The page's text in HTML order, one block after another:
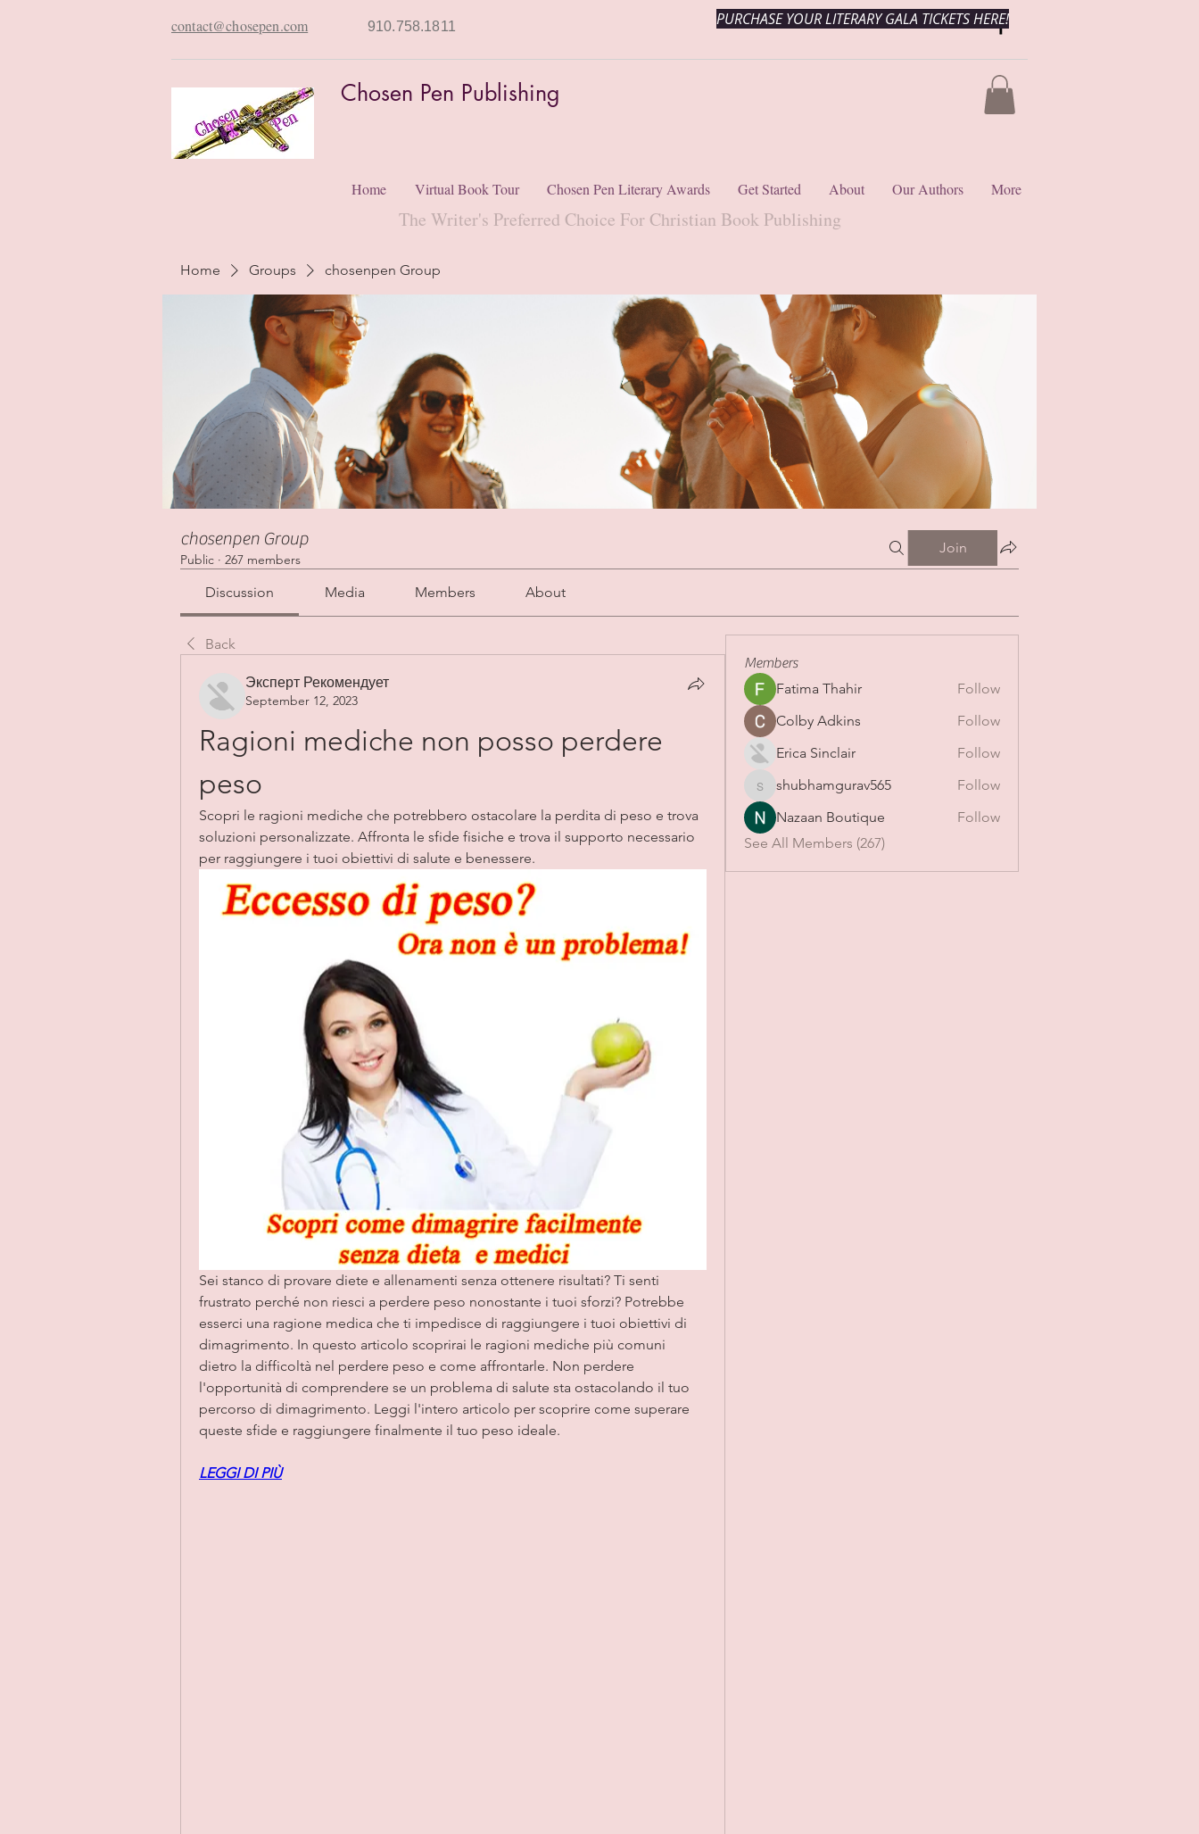
Chosen Pen Publishing
contact@chosepen.com 910.758.1811 PURCHASE YOUR LITERARY GALA TICKETS HERE!
Home Virtual Book Tour Chosen Pen Literary Awards Get Started About Our Authors More
The Writer's Preferred Choice For Christian Book Publishing
Home Groups chosenpen Group
chosenpen Group
Public · 267 members
Join
Discussion Media Members About
Back
Эксперт Рекомендует
September 12, 2023
Ragioni mediche non posso perdere
peso
Scopri le ragioni mediche che potrebbero ostacolare la perdita di peso e trova
soluzioni personalizzate. Affronta le sfide fisiche e trova il supporto necessario
per raggiungere i tuoi obiettivi di salute e benessere.
Sei stanco di provare diete e allenamenti senza ottenere risultati? Ti senti
frustrato perché non riesci a perdere peso nonostante i tuoi sforzi? Potrebbe
esserci una ragione medica che ti impedisce di raggiungere i tuoi obiettivi di
dimagrimento. In questo articolo scoprirai le ragioni mediche più comuni
dietro la difficoltà nel perdere peso e come affrontarle. Non perdere
l'opportunità di comprendere se un problema di salute sta ostacolando il tuo
percorso di dimagrimento. Leggi l'intero articolo per scoprire come superare
queste sfide e raggiungere finalmente il tuo peso ideale.
LEGGI DI PIÙ
Members
Fatima Thahir
Follow
Colby Adkins
Follow
Erica Sinclair
Follow
shubhamgurav565
shubhamgurav565
Follow
Nazaan Boutique
Follow
See All Members (267)